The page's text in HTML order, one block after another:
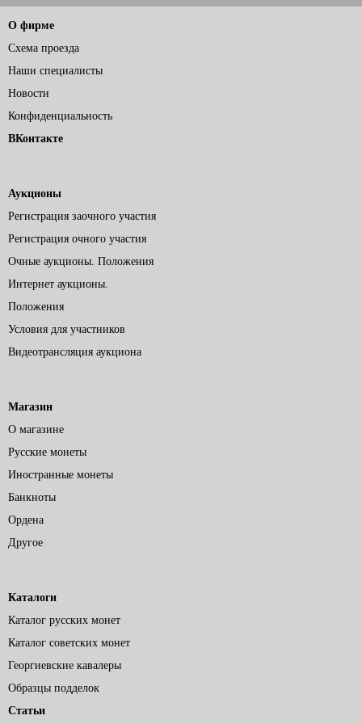
О фирме
Схема проезда
Наши специалисты
Новости
Конфиденциальность
ВКонтакте
Аукционы
Регистрация заочного участия
Регистрация очного участия
Очные аукционы. Положения
Интернет аукционы.
Положения
Условия для участников
Видеотрансляция аукциона
Магазин
О магазине
Русские монеты
Иностранные монеты
Банкноты
Ордена
Другое
Каталоги
Каталог русских монет
Каталог советских монет
Георгиевские кавалеры
Образцы подделок
Статьи